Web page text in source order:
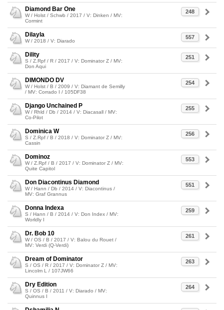
248
Diamond Bar One
W / Holst / Schwb / 2017 / V: Dinken / MV:
Cormint
557
Dilayla
W / 2018 / V: Diarado
251
Dility
S / Z.Rpf / R / 2017 / V: Dominator Z / MV:
Don Aqui
254
DIMONDO DV
W / Holst / B / 2009 / V: Diamant de Semilly
/ MV: Corrado I / 105DF38
255
Django Unchained P
W / Rhld / Db / 2014 / V: Diacasall / MV:
Co-Pilot
256
Dominica W
S / Z.Rpf / B / 2018 / V: Dominator Z / MV:
Cassin
553
Dominoz
W / Z.Rpf / B / 2017 / V: Dominator Z / MV:
Quite Capitol
551
Don Diacontinus Diamond
W / Hann / Db / 2014 / V: Diacontinus /
MV: Graf Grannus
259
Donna Indexa
S / Hann / B / 2014 / V: Don Index / MV:
Worldly I
261
Dr. Bob 10
W / OS / B / 2017 / V: Balou du Rouet /
MV: Verdi (Q-Verdi)
263
Dream of Dominator
S / OS / R / 2017 / V: Dominator Z / MV:
Lincolm L / 107JW66
264
Dry Edition
S / OS / B / 2011 / V: Diarado / MV:
Quinnus I